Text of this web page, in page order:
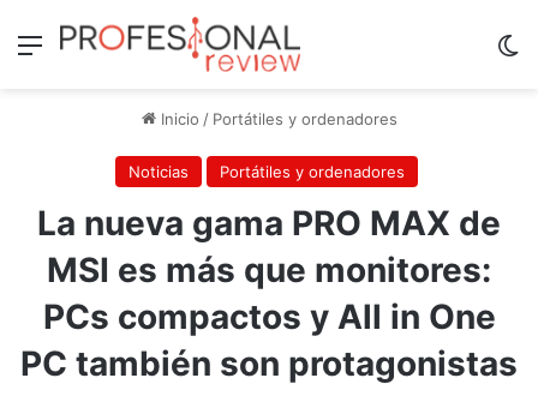
Menú
Inicio / Portátiles y ordenadores
Noticias Portátiles y ordenadores
La nueva gama PRO MAX de
MSI es más que monitores:
PCs compactos y All in One
PC también son protagonistas